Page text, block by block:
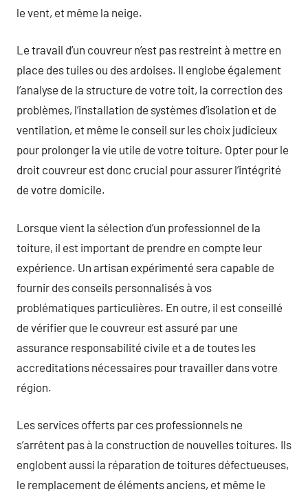
le vent, et même la neige.
Le travail d’un couvreur n’est pas restreint à mettre en
place des tuiles ou des ardoises. Il englobe également
l’analyse de la structure de votre toit, la correction des
problèmes, l’installation de systèmes d’isolation et de
ventilation, et même le conseil sur les choix judicieux
pour prolonger la vie utile de votre toiture. Opter pour le
droit couvreur est donc crucial pour assurer l’intégrité
de votre domicile.
Lorsque vient la sélection d’un professionnel de la
toiture, il est important de prendre en compte leur
expérience. Un artisan expérimenté sera capable de
fournir des conseils personnalisés à vos
problématiques particulières. En outre, il est conseillé
de vérifier que le couvreur est assuré par une
assurance responsabilité civile et a de toutes les
accreditations nécessaires pour travailler dans votre
région.
Les services offerts par ces professionnels ne
s’arrêtent pas à la construction de nouvelles toitures. Ils
englobent aussi la réparation de toitures défectueuses,
le remplacement de éléments anciens, et même le